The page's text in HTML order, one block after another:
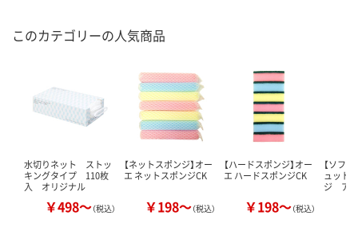
このカテゴリーの人気商品
水切りネット ストッ
キングタイプ 110枚
入 オリジナル
￥498～（税込）
【ネットスポンジ】オー
エ ネットスポンジCK
￥198～（税込）
【ハードスポンジ】オー
エ ハードスポンジCK
￥198～（税込）
【ソフ
ュット
ジ アソ